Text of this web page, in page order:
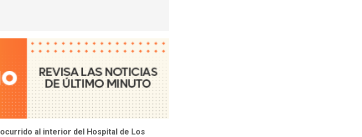
ocurrido al interior del Hospital de Los